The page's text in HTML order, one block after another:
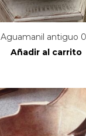
Aguamanil antiguo
Añadir al carrito